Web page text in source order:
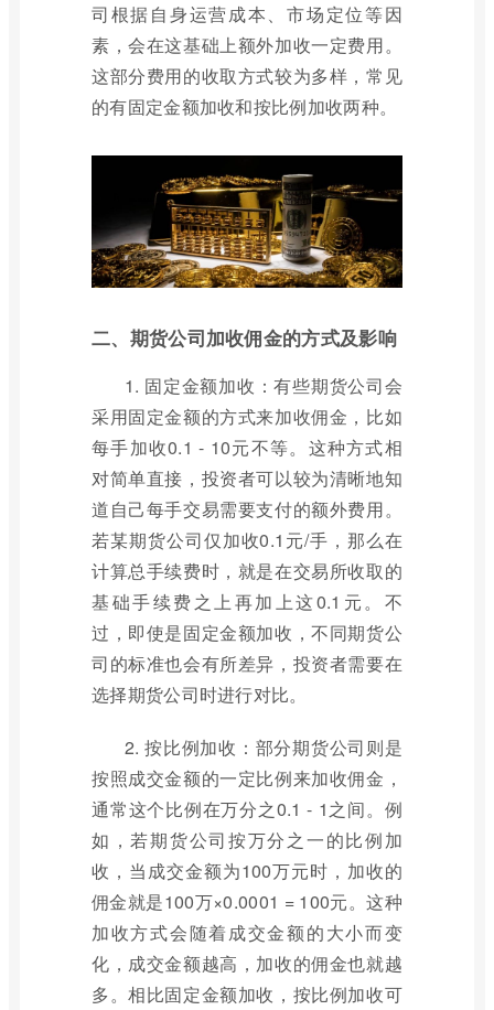
司根据自身运营成本、市场定位等因
素，会在这基础上额外加收一定费用。
这部分费用的收取方式较为多样，常见
的有固定金额加收和按比例加收两种。
二、期货公司加收佣金的方式及影响
1. 固定金额加收：有些期货公司会
采用固定金额的方式来加收佣金，比如
每手加收0.1 - 10元不等。这种方式相
对简单直接，投资者可以较为清晰地知
道自己每手交易需要支付的额外费用。
若某期货公司仅加收0.1元/手，那么在
计算总手续费时，就是在交易所收取的
基础手续费之上再加上这0.1元。不
过，即使是固定金额加收，不同期货公
司的标准也会有所差异，投资者需要在
选择期货公司时进行对比。
2. 按比例加收：部分期货公司则是
按照成交金额的一定比例来加收佣金，
通常这个比例在万分之0.1 - 1之间。例
如，若期货公司按万分之一的比例加
收，当成交金额为100万元时，加收的
佣金就是100万×0.0001 = 100元。这种
加收方式会随着成交金额的大小而变
化，成交金额越高，加收的佣金也就越
多。相比固定金额加收，按比例加收可